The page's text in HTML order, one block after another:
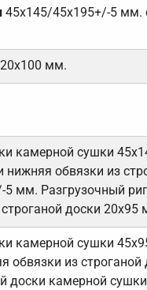
45х145/45х195+/-5
мм.
камерной сушки
обвязки из
мм. Разгрузочный
доски 20х95
камерной сушки
обвязки из
доски камерной